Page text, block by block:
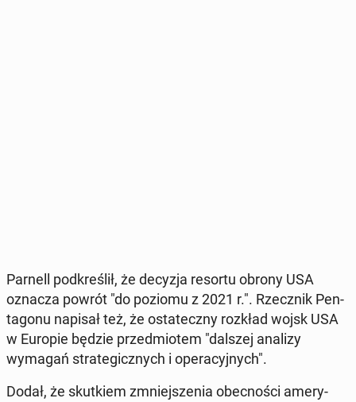
Parnell pod­kre­ślił, że decyzja resortu obrony USA
oznacza powrót "do poziomu z 2021 r.". Rzecz­nik Pen­
ta­go­nu napisał też, że osta­tecz­ny rozkład wojsk USA
w Europie będzie przed­mio­tem "dalszej analizy
wymagań stra­te­gicz­nych i ope­ra­cyj­nych".
Dodał, że skut­kiem zmniej­sze­nia obec­no­ści ame­ry­